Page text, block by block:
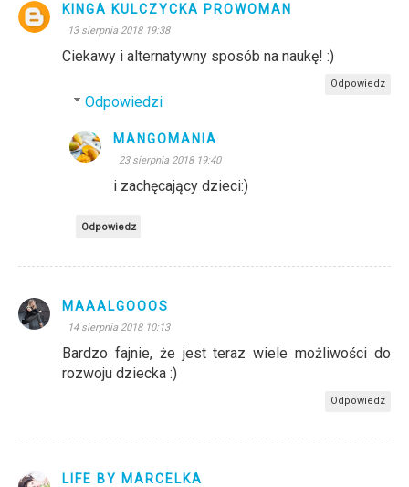
KINGA KULCZYCKA PROWOMAN
13 sierpnia 2018 19:38
Ciekawy i alternatywny sposób na naukę! :)
Odpowiedz
Odpowiedzi
MANGOMANIA
23 sierpnia 2018 19:40
i zachęcający dzieci:)
Odpowiedz
MAAALGOOOS
14 sierpnia 2018 10:13
Bardzo fajnie, że jest teraz wiele możliwości do
rozwoju dziecka :)
Odpowiedz
LIFE BY MARCELKA